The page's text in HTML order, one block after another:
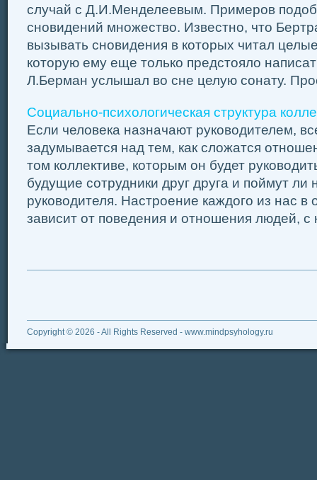
случай с Д.И.Менделеевым. Примеров
сновидений множество. Известно, что
вызывать сновидения в которых читал
которую ему еще только предстояло
Л.Берман услышал во сне целую сонату.
Социально-психологическая структура
Если человека назначают руководителем,
задумывается над тем, как сложатся
том коллективе, которым он будет
будущие сотрудники друг друга и поймут ли
руководителя. Настроение каждого из нас в
зависит от поведения и отношения людей, с
Copyright © 2026 - All Rights Reserved - www.mindpsyhology.ru